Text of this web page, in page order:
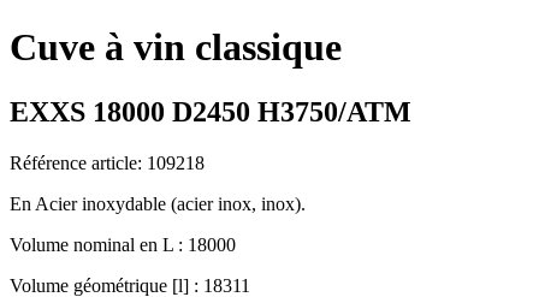
Cuve à vin classique
EXXS 18000 D2450 H3750/ATM
Référence article: 109218
En Acier inoxydable (acier inox, inox).
Volume nominal en L : 18000
Volume géométrique [l] : 18311